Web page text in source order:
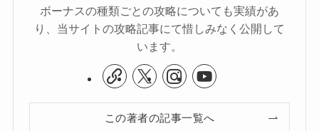
ボーナスの種類ごとの攻略についても実績があ
り、当サイトの攻略記事にて惜しみなく公開して
います。
この著者の記事一覧へ